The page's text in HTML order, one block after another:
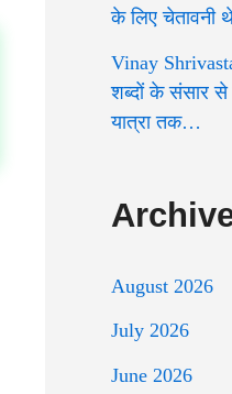
के लिए चेतावनी
Vinay
शब्दों के संसार से
यात्रा तक…
August 2026
July 2026
June 2026